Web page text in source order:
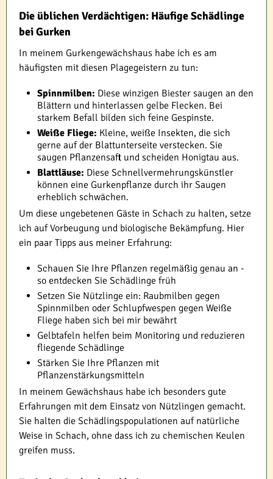
Die üblichen Verdächtigen: Häufige Schädlinge
bei Gurken
In meinem Gurkengewächshaus habe ich es am
häufigsten mit diesen Plagegeistern zu tun:
Spinnmilben: Diese winzigen Biester saugen an den
Blättern und hinterlassen gelbe Flecken. Bei
starkem Befall bilden sich feine Gespinste.
Weiße Fliege: Kleine, weiße Insekten, die sich
gerne auf der Blattunterseite verstecken. Sie
saugen Pflanzensaft und scheiden Honigtau aus.
Blattläuse: Diese Schnellvermehrungskünstler
können eine Gurkenpflanze durch ihr Saugen
erheblich schwächen.
Um diese ungebetenen Gäste in Schach zu halten, setze
ich auf Vorbeugung und biologische Bekämpfung. Hier
ein paar Tipps aus meiner Erfahrung:
Schauen Sie Ihre Pflanzen regelmäßig genau an -
so entdecken Sie Schädlinge früh
Setzen Sie Nützlinge ein: Raubmilben gegen
Spinnmilben oder Schlupfwespen gegen Weiße
Fliege haben sich bei mir bewährt
Gelbtafeln helfen beim Monitoring und reduzieren
fliegende Schädlinge
Stärken Sie Ihre Pflanzen mit
Pflanzenstärkungsmitteln
In meinem Gewächshaus habe ich besonders gute
Erfahrungen mit dem Einsatz von Nützlingen gemacht.
Sie halten die Schädlingspopulationen auf natürliche
Weise in Schach, ohne dass ich zu chemischen Keulen
greifen muss.